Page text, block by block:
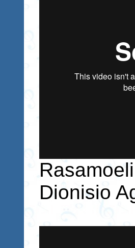
Dionisio